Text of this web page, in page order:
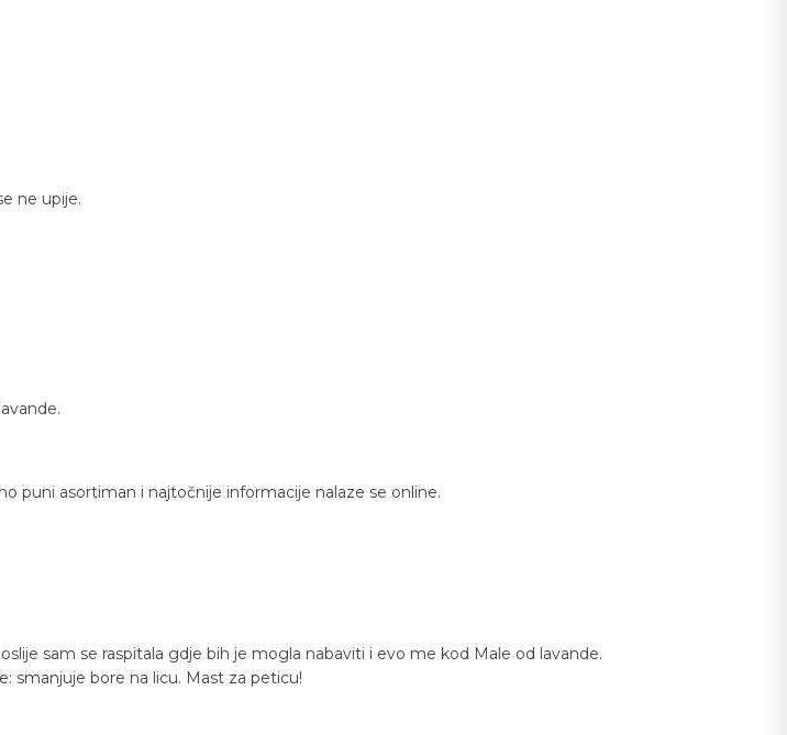
ne upije.
puni asortiman i najtočnije informacije nalaze se online.
sam se raspitala gdje bih je mogla nabaviti i evo me kod Male od lavande.
smanjuje bore na licu. Mast za peticu!